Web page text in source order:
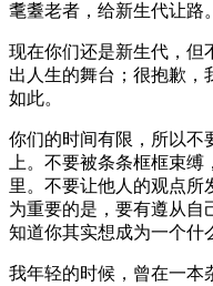
耄耋老者，给新生代让路。
现在你们还是新生代，但
出人生的舞台；很抱歉，
如此。
你们的时间有限，所以不
上。不要被条条框框束缚
里。不要让他人的观点所
为重要的是，要有遵从自
知道你其实想成为一个
我年轻的时候，曾在一本